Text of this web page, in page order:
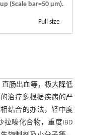
(Scale bar=50 μm).
Full size
肠出血等，极大降低
治疗多根据疾病的严
结合的办法，轻中度
拉嗪化合物，重度IBD